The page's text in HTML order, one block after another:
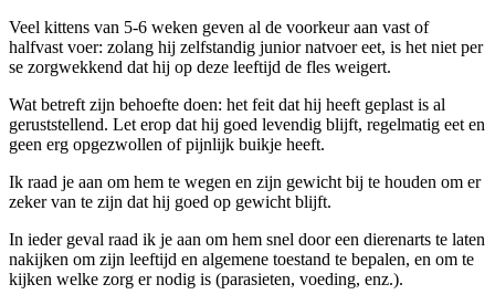
Veel kittens van 5-6 weken geven al de voorkeur aan vast of
halfvast voer: zolang hij zelfstandig junior natvoer eet, is het niet per
se zorgwekkend dat hij op deze leeftijd de fles weigert.
Wat betreft zijn behoefte doen: het feit dat hij heeft geplast is al
geruststellend. Let erop dat hij goed levendig blijft, regelmatig eet en
geen erg opgezwollen of pijnlijk buikje heeft.
Ik raad je aan om hem te wegen en zijn gewicht bij te houden om er
zeker van te zijn dat hij goed op gewicht blijft.
In ieder geval raad ik je aan om hem snel door een dierenarts te laten
nakijken om zijn leeftijd en algemene toestand te bepalen, en om te
kijken welke zorg er nodig is (parasieten, voeding, enz.).